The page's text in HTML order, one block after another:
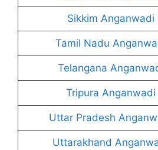
Sikkim Anganwadi
Tamil Nadu
Telangana
Tripura Anganwadi
Uttar Pradesh
Uttarakhand